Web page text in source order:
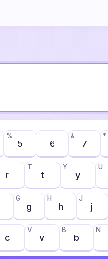
5
%
6
¨
7
& *
r t
T
y
Y U
g
G
h
H
j
J
c v
V
b
B N